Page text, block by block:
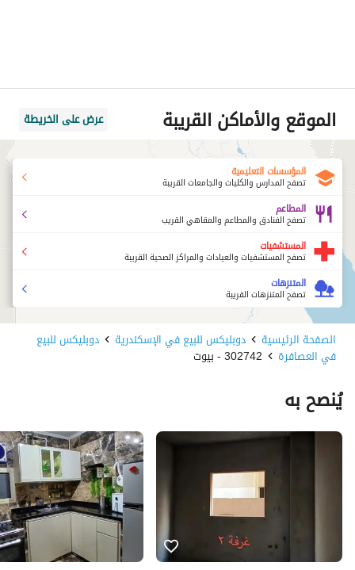
الموقع والأماكن القريبة عرض على الخريطة
المؤسسات التعليمية
تصفح المدارس والكليات والجامعات القريبة
المطاعم
تصفح الفنادق والمطاعم والمقاهي القريب
المستشفيات
تصفح المستشفيات والعيادات والمراكز الصحية القريبة
المتنزهات
تصفح المتنزهات القريبة
الصفحة الرئيسية دوبليكس للبيع في الإسكندرية دوبليكس للبيع
في العصافرة 302742 - بيوت
يُنصح به